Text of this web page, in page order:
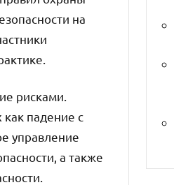
на
рисками.
как падение с
управление
а также